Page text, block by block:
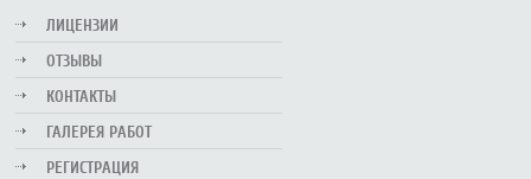
ЛИЦЕНЗИИ
ОТЗЫВЫ
КОНТАКТЫ
ГАЛЕРЕЯ РАБОТ
РЕГИСТРАЦИЯ